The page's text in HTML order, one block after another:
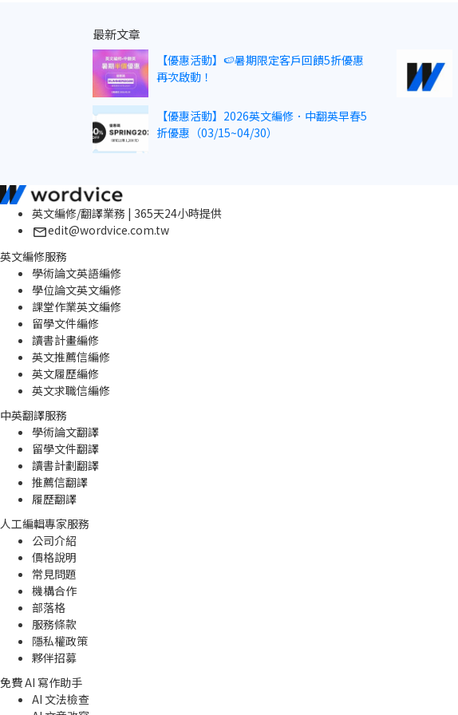
最新文章
【優惠活動】🍉暑期限定客戶回饋5折優惠
再次啟動！
【優惠活動】2026英文編修．中翻英早春5
折優惠（03/15~04/30）
英文編修/翻譯業務 | 365天24小時提供
edit@wordvice.com.tw
英文編修服務
學術論文英語編修
學位論文英文編修
課堂作業英文編修
留學文件編修
讀書計畫編修
英文推薦信編修
英文履歷編修
英文求職信編修
中英翻譯服務
學術論文翻譯
留學文件翻譯
讀書計劃翻譯
推薦信翻譯
履歷翻譯
人工編輯專家服務
公司介紹
價格說明
常見問題
機構合作
部落格
服務條款
隱私權政策
夥伴招募
免費 AI 寫作助手
AI 文法檢查